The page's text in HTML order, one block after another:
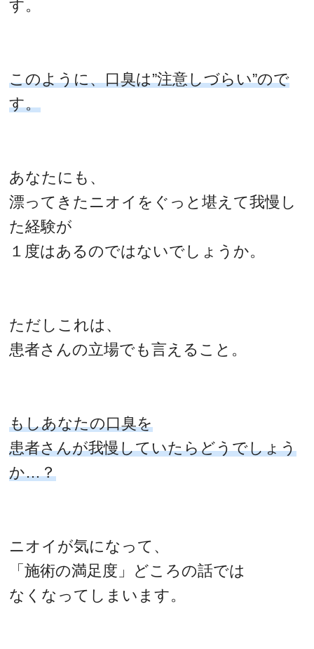
す。
このように、口臭は”注意しづらい”ので
す。
あなたにも、
漂ってきたニオイをぐっと堪えて我慢し
た経験が
１度はあるのではないでしょうか。
ただしこれは、
患者さんの立場でも言えること。
もしあなたの口臭を
患者さんが我慢していたらどうでしょう
か…？
ニオイが気になって、
「施術の満足度」どころの話では
なくなってしまいます。